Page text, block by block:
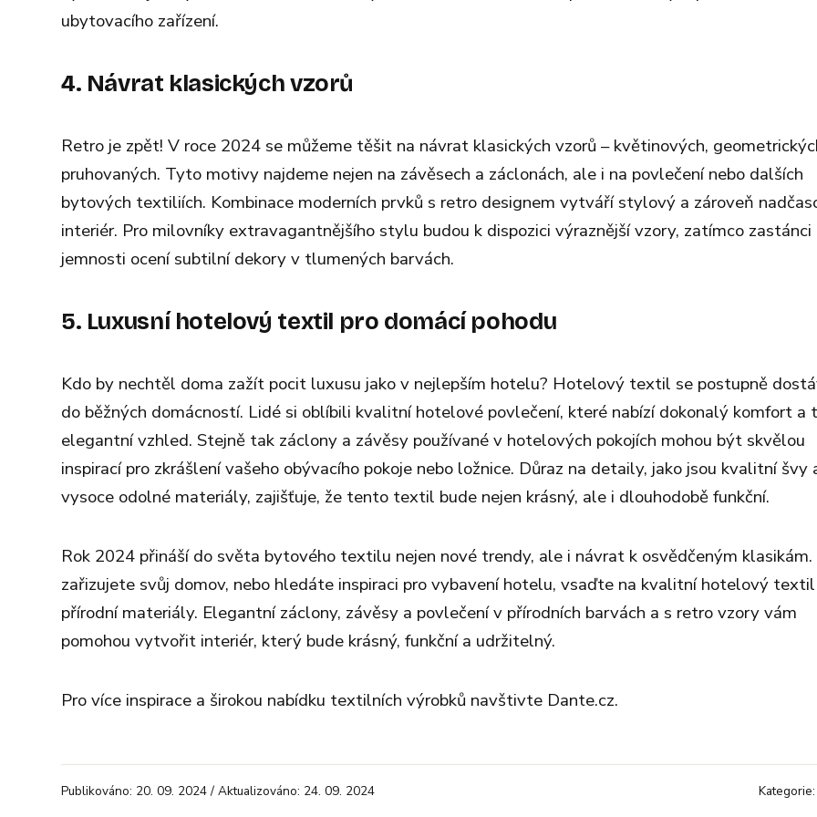
ubytovacího zařízení.
4. Návrat klasických vzorů
Retro je zpět! V roce 2024 se můžeme těšit na návrat klasických vzorů – květinových,
pruhovaných. Tyto motivy najdeme nejen na závěsech a záclonách, ale i na povlečení nebo dalších
bytových textiliích. Kombinace moderních prvků s retro designem vytváří stylový a zároveň
interiér. Pro milovníky extravagantnějšího stylu budou k dispozici výraznější vzory, zatímco zastánci
jemnosti ocení subtilní dekory v tlumených barvách.
5. Luxusní hotelový textil pro domácí pohodu
Kdo by nechtěl doma zažít pocit luxusu jako v nejlepším hotelu? Hotelový textil se postupně
do běžných domácností. Lidé si oblíbili kvalitní hotelové povlečení, které nabízí dokonalý komfort a
elegantní vzhled. Stejně tak záclony a závěsy používané v hotelových pokojích mohou být skvělou
inspirací pro zkrášlení vašeho obývacího pokoje nebo ložnice. Důraz na detaily, jako jsou kvalitní švy
vysoce odolné materiály, zajišťuje, že tento textil bude nejen krásný, ale i dlouhodobě funkční.
Rok 2024 přináší do světa bytového textilu nejen nové trendy, ale i návrat k osvědčeným
zařizujete svůj domov, nebo hledáte inspiraci pro vybavení hotelu, vsaďte na kvalitní hotelový
přírodní materiály. Elegantní záclony, závěsy a povlečení v přírodních barvách a s retro vzory vám
pomohou vytvořit interiér, který bude krásný, funkční a udržitelný.
Pro více inspirace a širokou nabídku textilních výrobků navštivte Dante.cz.
Publikováno: 20. 09. 2024 / Aktualizováno: 24. 09. 2024 Kategorie: